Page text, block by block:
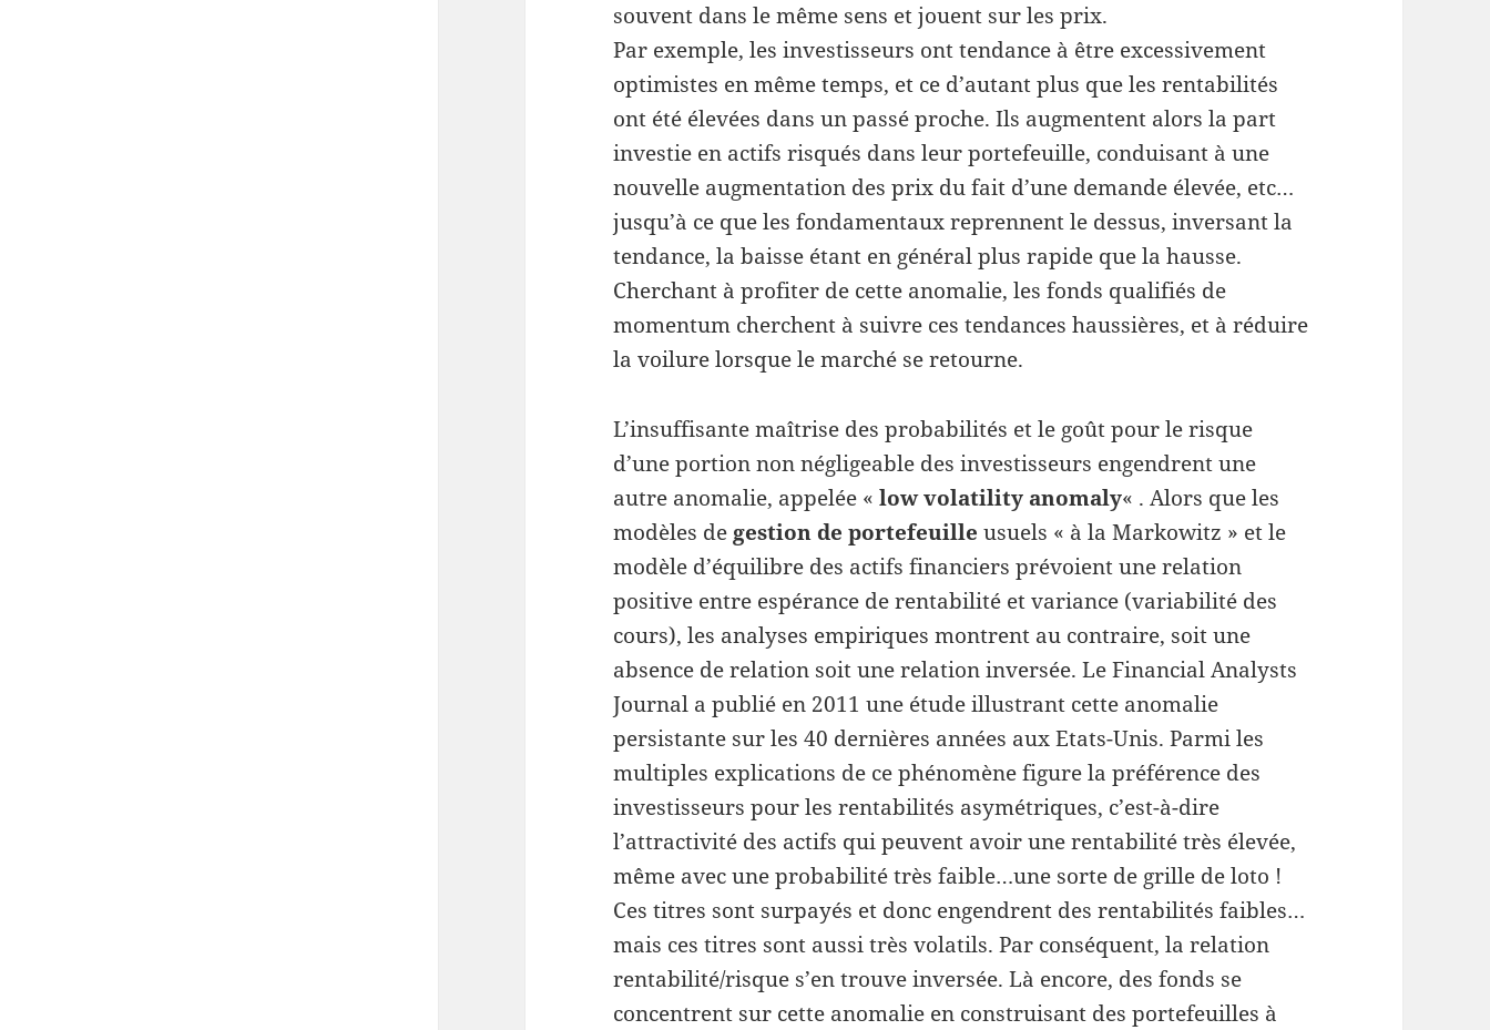
souvent dans le même sens et jouent sur les prix.
Par exemple, les investisseurs ont tendance à être excessivement
optimistes en même temps, et ce d’autant plus que les rentabilités
ont été élevées dans un passé proche. Ils augmentent alors la part
investie en actifs risqués dans leur portefeuille, conduisant à une
nouvelle augmentation des prix du fait d’une demande élevée, etc…
jusqu’à ce que les fondamentaux reprennent le dessus, inversant la
tendance, la baisse étant en général plus rapide que la hausse.
Cherchant à profiter de cette anomalie, les fonds qualifiés de
momentum cherchent à suivre ces tendances haussières, et à réduire
la voilure lorsque le marché se retourne.
L’insuffisante maîtrise des probabilités et le goût pour le risque
d’une portion non négligeable des investisseurs engendrent une
autre anomalie, appelée «low volatility anomaly« . Alors que les
modèles de gestion de portefeuille usuels « à la Markowitz » et le
modèle d’équilibre des actifs financiers prévoient une relation
positive entre espérance de rentabilité et variance (variabilité des
cours), les analyses empiriques montrent au contraire, soit une
absence de relation soit une relation inversée. Le Financial Analysts
Journal a publié en 2011 une étude illustrant cette anomalie
persistante sur les 40 dernières années aux Etats-Unis. Parmi les
multiples explications de ce phénomène figure la préférence des
investisseurs pour les rentabilités asymétriques, c’est-à-dire
l’attractivité des actifs qui peuvent avoir une rentabilité très élevée,
même avec une probabilité très faible…une sorte de grille de loto !
Ces titres sont surpayés et donc engendrent des rentabilités faibles…
mais ces titres sont aussi très volatils. Par conséquent, la relation
rentabilité/risque s’en trouve inversée. Là encore, des fonds se
concentrent sur cette anomalie en construisant des portefeuilles à